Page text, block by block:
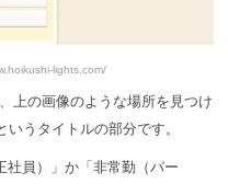
lights.com/
上の画像のような場所を見つけ
うタイトルの部分です。
社員）」か「非常勤（パー